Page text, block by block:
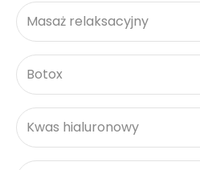
Masaż relaksacyjny
Botox
Kwas hialuronowy